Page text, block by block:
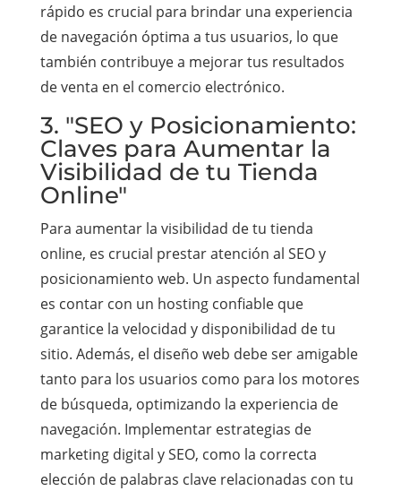
rápido es crucial para brindar una experiencia
de navegación óptima a tus usuarios, lo que
también contribuye a mejorar tus resultados
de venta en el comercio electrónico.
3. "SEO y Posicionamiento:
Claves para Aumentar la
Visibilidad de tu Tienda
Online"
Para aumentar la visibilidad de tu tienda
online, es crucial prestar atención al SEO y
posicionamiento web. Un aspecto fundamental
es contar con un hosting confiable que
garantice la velocidad y disponibilidad de tu
sitio. Además, el diseño web debe ser amigable
tanto para los usuarios como para los motores
de búsqueda, optimizando la experiencia de
navegación. Implementar estrategias de
marketing digital y SEO, como la correcta
elección de palabras clave relacionadas con tu